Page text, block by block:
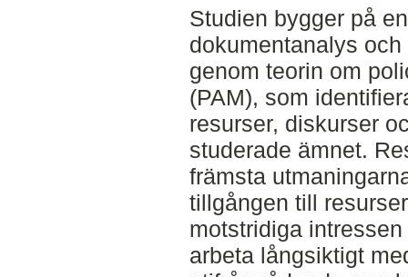
Studien bygger på
dokumentanalys
genom teorin om
(PAM), som
resurser, diskurser
studerade ämnet.
främsta
tillgången till
motstridiga
arbeta långsiktigt